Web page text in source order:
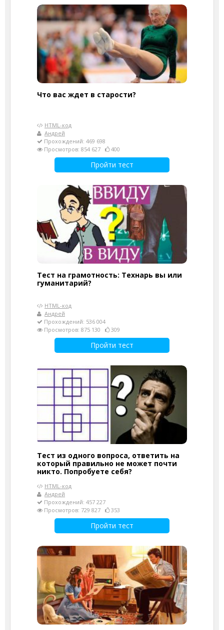
Что вас ждет в старости?
HTML-код
Андрей
Прохождений: 469 698
Просмотров: 854 627
400
Пройти тест
Тест на грамотность: Технарь вы или
гуманитарий?
HTML-код
Андрей
Прохождений: 536 004
Просмотров: 875 130
309
Пройти тест
Тест из одного вопроса, ответить на
который правильно не может почти
никто. Попробуете себя?
HTML-код
Андрей
Прохождений: 457 227
Просмотров: 729 827
353
Пройти тест